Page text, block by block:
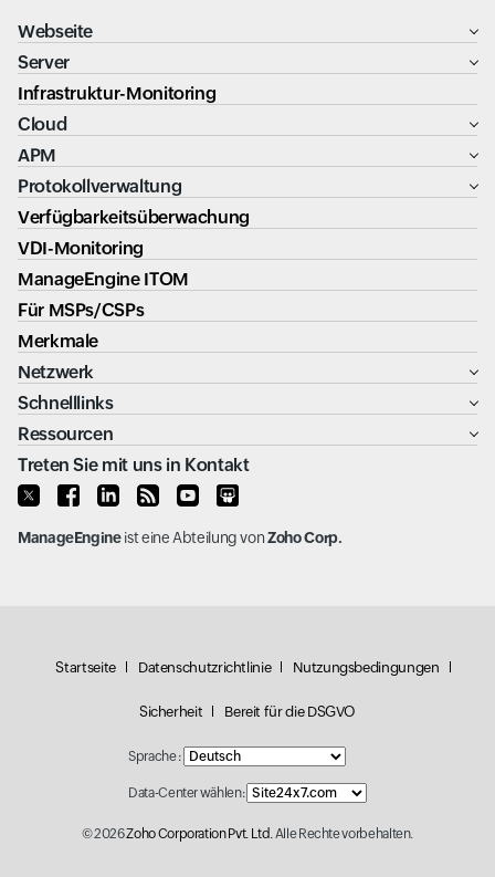
Webseite
Server
Infrastruktur-Monitoring
Cloud
APM
Protokollverwaltung
Verfügbarkeitsüberwachung
VDI-Monitoring
ManageEngine ITOM
Für MSPs/CSPs
Merkmale
Netzwerk
Schnelllinks
Ressourcen
Treten Sie mit uns in Kontakt
ManageEngineist eine Abteilung vonZoho Corp.
Startseite Datenschutzrichtlinie Nutzungsbedingungen
Sicherheit Bereit für die DSGVO
Sprache :
Data-Center wählen:
© 2026Zoho Corporation Pvt. Ltd.Alle Rechte vorbehalten.